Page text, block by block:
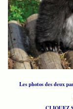
Les photos des deux